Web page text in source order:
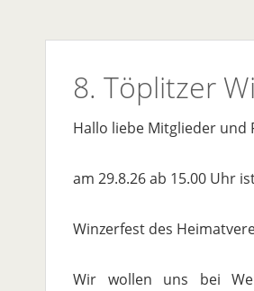
8. Töplitzer
Hallo liebe Mitglieder und
am 29.8.26 ab 15.00 Uhr
Winzerfest des
Wir wollen uns bei